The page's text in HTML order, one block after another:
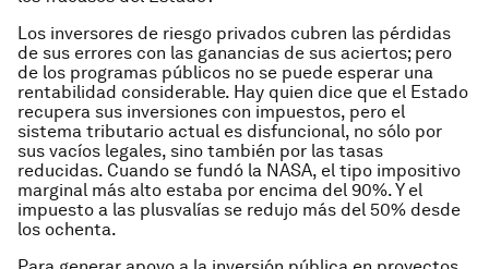
Los inversores de riesgo privados cubren las pérdidas
de sus errores con las ganancias de sus aciertos; pero
de los programas públicos no se puede esperar una
rentabilidad considerable. Hay quien dice que el Estado
recupera sus inversiones con impuestos, pero el
sistema tributario actual es disfuncional, no sólo por
sus vacíos legales, sino también por las tasas
reducidas. Cuando se fundó la NASA, el tipo impositivo
marginal más alto estaba por encima del 90%. Y el
impuesto a las plusvalías se redujo más del 50% desde
los ochenta.